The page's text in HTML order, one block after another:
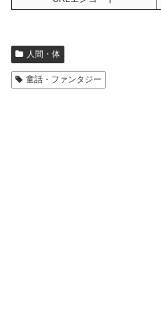
人間・体
童話・ファンタジー